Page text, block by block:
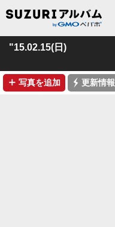
"15.02.15(日)
➕ 写真を追加 ⚡ 更新情報